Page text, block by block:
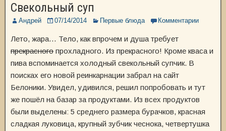
Свекольный суп
Андрей 07/14/2014 Первые блюда Комментарии
Лето, жара… Тело, как впрочем и душа требует
прекрасного прохладного. Из прекрасного! Кроме кваса и
пива вспоминается холодный свекольный супчик. В
поисках его новой реинкарнации забрал на сайт
Белоники. Увидел, удивился, решил попробовать и тут
же пошёл на базар за продуктами. Из всех продуктов
были выделены: 5 среднего размера бурачков, красная
сладкая луковица, крупный зубчик чеснока, четвертушка